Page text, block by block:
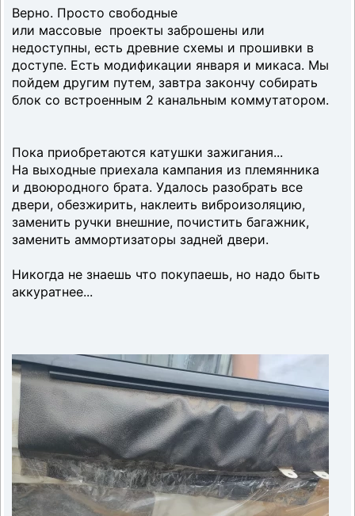
Верно. Просто свободные
или массовые проекты заброшены или
недоступны, есть древние схемы и прошивки в
доступе. Есть модификации января и микаса. Мы
пойдем другим путем, завтра закончу собирать
блок со встроенным 2 канальным коммутатором.
Пока приобретаются катушки зажигания...
На выходные приехала кампания из племянника
и двоюродного брата. Удалось разобрать все
двери, обезжирить, наклеить виброизоляцию,
заменить ручки внешние, почистить багажник,
заменить аммортизаторы задней двери.
Никогда не знаешь что покупаешь, но надо быть
аккуратнее...